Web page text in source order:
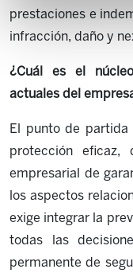
prestaciones e
infracción, daño y
¿Cuál es el
actuales del
El punto de
protección eficaz,
empresarial de
los aspectos
exige integrar la
todas las
permanente de